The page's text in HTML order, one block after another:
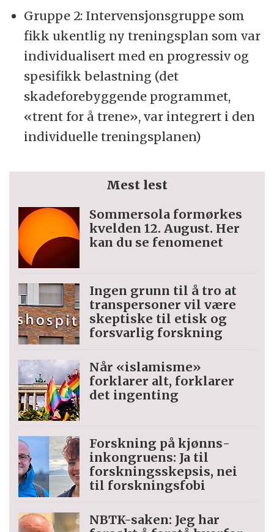
Gruppe 2: Intervensjonsgruppe som
fikk ukentlig ny treningsplan som var
individualisert med en progressiv og
spesifikk belastning (det
skadeforebyggende programmet,
«trent for å trene», var integrert i den
individuelle treningsplanen)
Mest lest
Sommersola formørkes
kvelden 12. August. Her
kan du se fenomenet
Ingen grunn til å tro at
trans­personer vil være
skeptiske til etisk og
forsvarlig forskning
Når «islamisme»
forklarer alt, forklarer
det ingenting
Forskning på kjønns­
inkongruens: Ja til
forskningsskepsis, nei
til forskningsfobi
NBTK-saken: Jeg har